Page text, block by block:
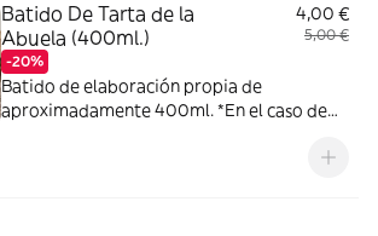
Batido De Tarta de la
Abuela (400ml.)
-20%
4,00 €
5,00 €
Batido de elaboración propia de
aproximadamente 400ml. *En el caso de
que la nata llegue en las condiciones que